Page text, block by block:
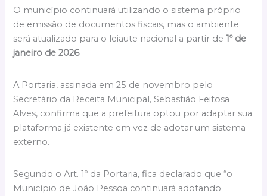
O município continuará utilizando o sistema próprio
de emissão de documentos fiscais, mas o ambiente
será atualizado para o leiaute nacional a partir de1º de
janeiro de 2026.
A Portaria, assinada em 25 de novembro pelo
Secretário da Receita Municipal, Sebastião Feitosa
Alves, confirma que a prefeitura optou por adaptar sua
plataforma já existente em vez de adotar um sistema
externo.
Segundo o Art. 1º da Portaria, fica declarado que “o
Município de João Pessoa continuará adotando